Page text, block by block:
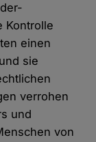
Kontrolle
einen
sie
verrohen
und
von